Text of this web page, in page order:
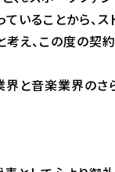
いることから、ス
考え、この度の契
界と音楽業界のさ